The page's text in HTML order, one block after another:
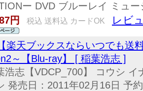
ー DVD ブルーレイ ミュ
円
税込 送料込 カードOK レビ
【楽天ブックスならいつでも送
～【Blu-ray】 [ 稲葉浩志 ]
浩志【VDCP_700】 コウシ
発売日：2011年02月16日 予